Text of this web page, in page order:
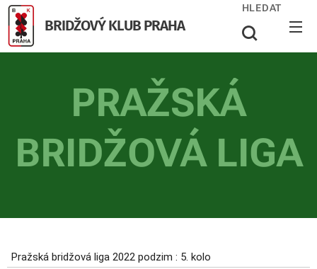
BRIDŽOVÝ KLUB PRAHA
HLEDAT
PRAŽSKÁ
BRIDŽOVÁ LIGA